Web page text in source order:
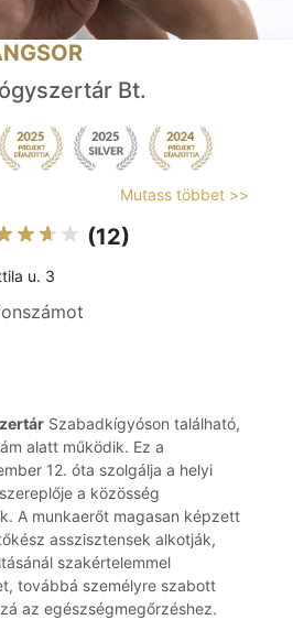
Bt.
Mutass többet >>
(12)
u. 3
Szabadkígyóson található,
alatt működik. Ez a
12. óta szolgálja a helyi
a közösség
A munkaerőt magasan képzett
asszisztensek alkotják,
szakértelemmel
továbbá személyre szabott
az egészségmegőrzéshez.